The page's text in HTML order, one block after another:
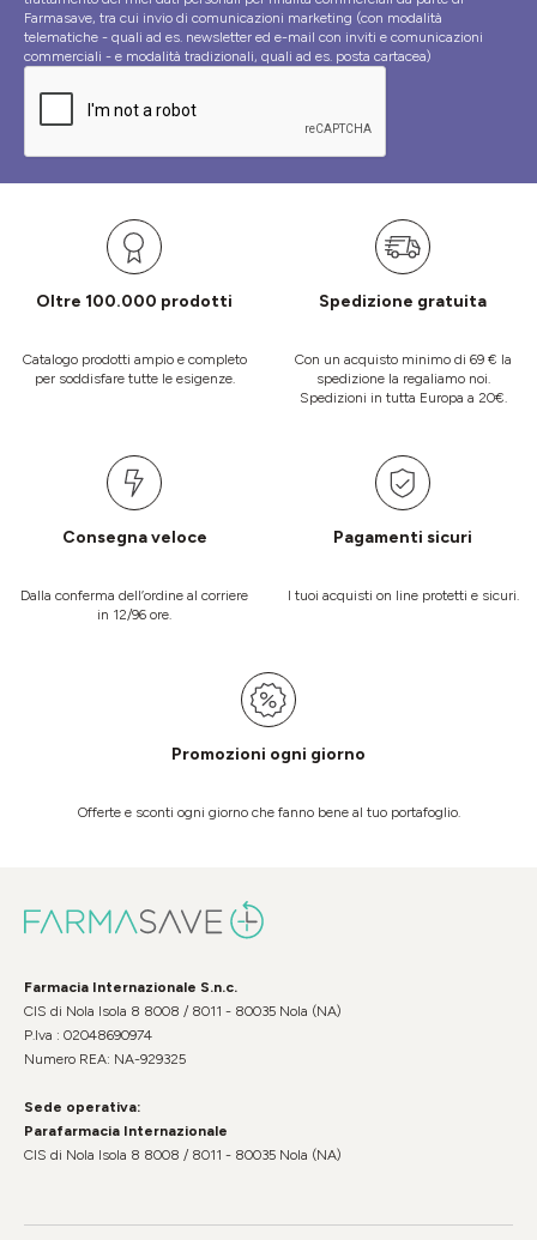
Farmasave, tra cui invio di comunicazioni marketing (con modalità
telematiche - quali ad es. newsletter ed e-mail con inviti e comunicazioni
commerciali - e modalità tradizionali, quali ad es. posta cartacea)
Oltre 100.000 prodotti
Catalogo prodotti ampio e completo
per soddisfare tutte le esigenze.
Spedizione gratuita
Con un acquisto minimo di 69 € la
spedizione la regaliamo noi.
Spedizioni in tutta Europa a 20€.
Consegna veloce
Dalla conferma dell’ordine al corriere
in 12/96 ore.
Pagamenti sicuri
I tuoi acquisti on line protetti e sicuri.
Promozioni ogni giorno
Offerte e sconti ogni giorno che fanno bene al tuo portafoglio.
Farmacia Internazionale S.n.c.
CIS di Nola Isola 8 8008 / 8011 - 80035 Nola (NA)
P.Iva : 02048690974
Numero REA: NA-929325
Sede operativa:
Parafarmacia Internazionale
CIS di Nola Isola 8 8008 / 8011 - 80035 Nola (NA)